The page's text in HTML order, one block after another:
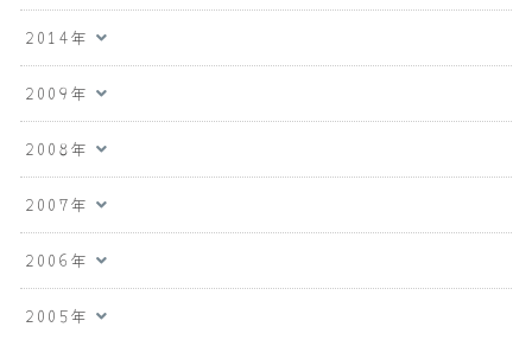
2014年
2009年
2008年
2007年
2006年
2005年